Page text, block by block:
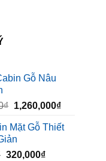
Gỗ Nâu
₫ Giá
là:
2,500,000₫.
1,260,000₫Giá
tại
Mặt Gỗ Thiết
Giá
320,000₫Giá